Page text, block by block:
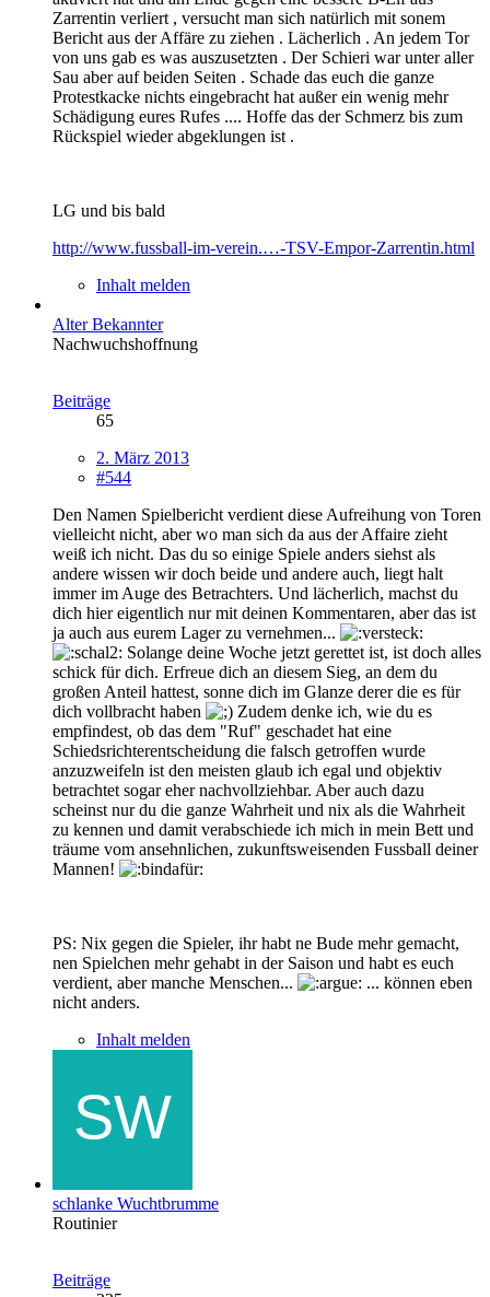
Zarrentin verliert , versucht man sich natürlich mit sonem
Bericht aus der Affäre zu ziehen . Lächerlich . An jedem Tor
von uns gab es was auszusetzten . Der Schieri war unter aller
Sau aber auf beiden Seiten . Schade das euch die ganze
Protestkacke nichts eingebracht hat außer ein wenig mehr
Schädigung eures Rufes .... Hoffe das der Schmerz bis zum
Rückspiel wieder abgeklungen ist .
LG und bis bald
http://www.fussball-im-verein.…-TSV-Empor-Zarrentin.html
Inhalt melden
Alter Bekannter
Nachwuchshoffnung
Beiträge
65
2. März 2013
#544
Den Namen Spielbericht verdient diese Aufreihung von Toren
vielleicht nicht, aber wo man sich da aus der Affaire zieht
weiß ich nicht. Das du so einige Spiele anders siehst als
andere wissen wir doch beide und andere auch, liegt halt
immer im Auge des Betrachters. Und lächerlich, machst du
dich hier eigentlich nur mit deinen Kommentaren, aber das ist
ja auch aus eurem Lager zu vernehmen...
Solange deine Woche jetzt gerettet ist, ist doch alles
schick für dich. Erfreue dich an diesem Sieg, an dem du
großen Anteil hattest, sonne dich im Glanze derer die es für
dich vollbracht haben
Zudem denke ich, wie du es
empfindest, ob das dem "Ruf" geschadet hat eine
Schiedsrichterentscheidung die falsch getroffen wurde
anzuzweifeln ist den meisten glaub ich egal und objektiv
betrachtet sogar eher nachvollziehbar. Aber auch dazu
scheinst nur du die ganze Wahrheit und nix als die Wahrheit
zu kennen und damit verabschiede ich mich in mein Bett und
träume vom ansehnlichen, zukunftsweisenden Fussball deiner
Mannen!
PS: Nix gegen die Spieler, ihr habt ne Bude mehr gemacht,
nen Spielchen mehr gehabt in der Saison und habt es euch
verdient, aber manche Menschen...
... können eben
nicht anders.
Inhalt melden
schlanke Wuchtbrumme
Routinier
Beiträge